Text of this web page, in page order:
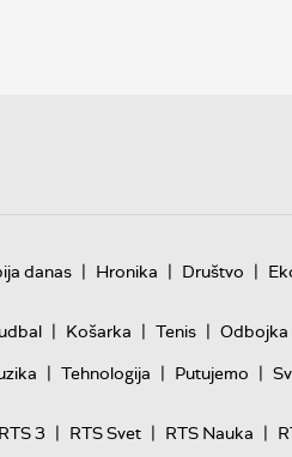
danas | Hronika | Društvo |
| Košarka | Tenis | Odbojka
| Tehnologija | Putujemo |
RTS 3 | RTS Svet | RTS Nauka |